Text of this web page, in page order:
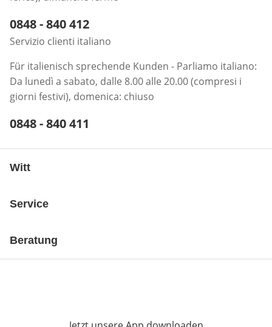
Telefonnummer:
0848 - 840 412
Servizio clienti italiano
Für italienisch sprechende Kunden - Parliamo italiano:
Da lunedì a sabato, dalle 8.00 alle 20.00 (compresi i
giorni festivi), domenica: chiuso
Telefonnummer:
0848 - 840 411
Witt
Service
Beratung